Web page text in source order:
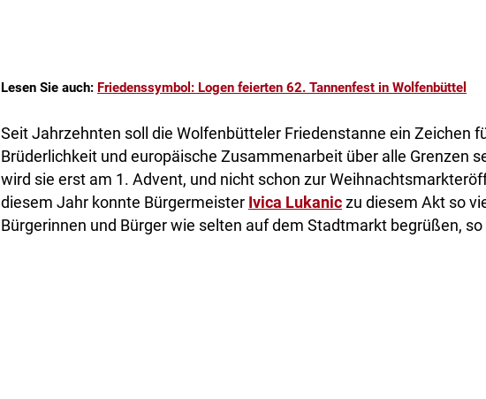
Lesen Sie auch: Friedenssymbol: Logen feierten 62. Tannenfest in Wolfenbüttel
Seit Jahrzehnten soll die Wolfenbütteler Friedenstanne ein Zeichen
Brüderlichkeit und europäische Zusammenarbeit über alle Grenzen
wird sie erst am 1. Advent, und nicht schon zur
diesem Jahr konnte Bürgermeister Ivica Lukanic zu diesem Akt so
Bürgerinnen und Bürger wie selten auf dem Stadtmarkt begrüßen, so